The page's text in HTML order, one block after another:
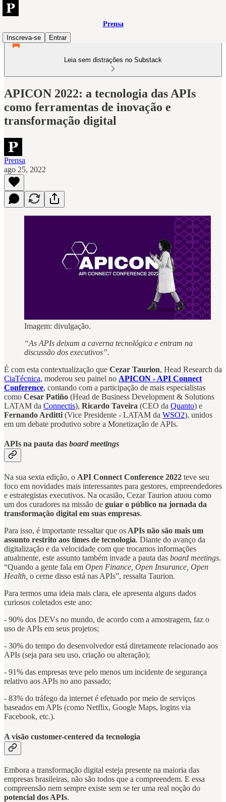
Prensa
Inscreva-se
Entrar
Leia sem distrações no Substack
APICON 2022: a tecnologia das APIs
como ferramentas de inovação e
transformação digital
Prensa
ago 25, 2022
Imagem: divulgação.
“As APIs deixam a caverna tecnológica e entram na
discussão dos executivos”.
É com esta contextualização que Cezar Taurion, Head Research da
CiaTécnica, moderou seu painel no APICON - API Connect
Conference, contando com a participação de mais especialistas
como Cesar Patiño (Head de Business Development & Solutions
LATAM da Connectis), Ricardo Taveira (CEO da Quanto) e
Fernando Arditti (Vice Presidente - LATAM da WSO2), unidos
em um debate produtivo sobre a Monetização de APIs.
APIs na pauta das board meetings
Na sua sexta edição, o API Connect Conference 2022 teve seu
foco em novidades mais interessantes para gestores, empreendedores
e estrategistas executivos. Na ocasião, Cezar Taurion atuou como
um dos curadores na missão de guiar o público na jornada da
transformação digital em suas empresas.
Para isso, é importante ressaltar que os APIs não são mais um
assunto restrito aos times de tecnologia. Diante do avanço da
digitalização e da velocidade com que trocamos informações
atualmente, este assunto também invade a pauta das board meetings.
“Quando a gente fala em Open Finance, Open Insurance, Open
Health, o cerne disso está nas APIs”, ressalta Taurion.
Para termos uma ideia mais clara, ele apresenta alguns dados
curiosos coletados este ano:
- 90% dos DEVs no mundo, de acordo com a amostragem, faz o
uso de APIs em seus projetos;
- 30% do tempo do desenvolvedor está diretamente relacionado aos
APIs (seja para seu uso, criação ou alteração);
- 91% das empresas teve pelo menos um incidente de segurança
relativo aos APIs no ano passado;
- 83% do tráfego da internet é efetuado por meio de serviços
baseados em APIs (como Netflix, Google Maps, logins via
Facebook, etc.).
A visão customer-centered da tecnologia
Embora a transformação digital esteja presente na maioria das
empresas brasileiras, não são todos que a compreendem. E essa
compreensão nem sempre existe sem se ter uma real noção do
potencial dos APIs.